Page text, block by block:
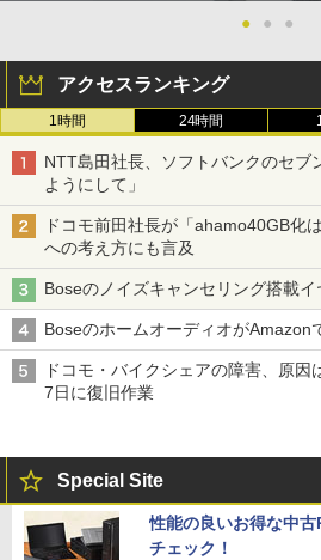
● ● ●
アクセスランキング
1時間 24時間
NTT島田社長、ソフトバンクのセブ
ようにして」
ドコモ前田社長が「ahamo40GB化
への考え方にも言及
Boseのノイズキャンセリング搭載
BoseのホームオーディオがAmazon
ドコモ・バイクシェアの障害、原
7日に復旧作業
Special Site
性能の良いお得な中
チェック！